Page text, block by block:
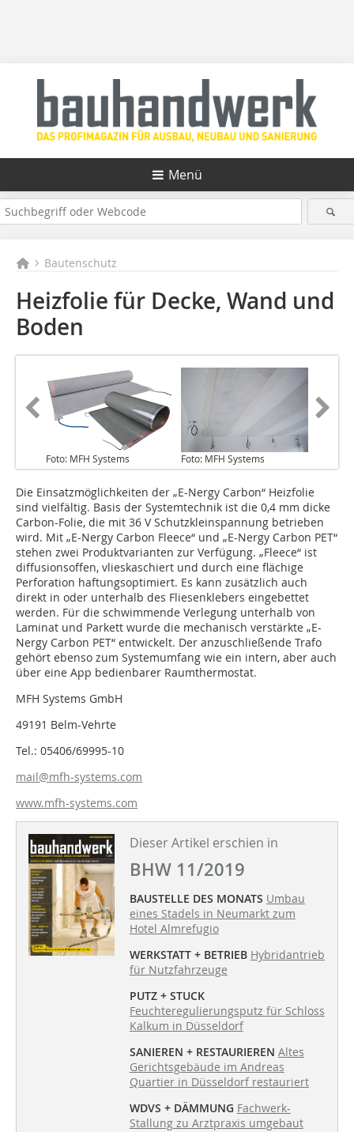
Menü
Bautenschutz
Heizfolie für Decke, Wand und
Boden
Foto: MFH Systems Foto: MFH Systems
Die Einsatzmöglichkeiten der „E-Nergy Carbon“ Heizfolie
sind vielfältig. Basis der Systemtechnik ist die 0,4 mm dicke
Carbon-Folie, die mit 36 V Schutzkleinspannung betrieben
wird. Mit „E-Nergy Carbon Fleece“ und „E-Nergy Carbon PET“
stehen zwei Produktvarianten zur Verfügung. „Fleece“ ist
diffusionsoffen, vlieskaschiert und durch eine flächige
Perforation haftungsoptimiert. Es kann zusätzlich auch
direkt in oder unterhalb des Fliesenklebers eingebettet
werden. Für die schwimmende Verlegung unterhalb von
Laminat und Parkett wurde die mechanisch verstärkte „E-
Nergy Carbon PET“ entwickelt. Der anzuschließende Trafo
gehört ebenso zum Systemumfang wie ein intern, aber auch
über eine App bedienbarer Raumthermostat.
MFH Systems GmbH
49191 Belm-Vehrte
Tel.: 05406/69995-10
mail@mfh-systems.com
www.mfh-systems.com
Dieser Artikel erschien in
BHW 11/2019
BAUSTELLE DES MONATS Umbau
eines Stadels in Neumarkt zum
Hotel Almrefugio
WERKSTATT + BETRIEB Hybridantrieb
für Nutzfahrzeuge
PUTZ + STUCK
Feuchteregulierungsputz für Schloss
Kalkum in Düsseldorf
SANIEREN + RESTAURIEREN Altes
Gerichtsgebäude im Andreas
Quartier in Düsseldorf restauriert
WDVS + DÄMMUNG Fachwerk-
Stallung zu Arztpraxis umgebaut